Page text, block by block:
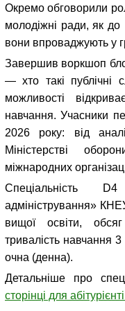
Окремо обговорили
молодіжні ради, як до
вони впроваджують у
Завершив воркшоп
— хто такі публічні
можливості
навчання. Учасники
2026 року: від
Міністерстві
міжнародних
Спеціальність
адміністрування»
вищої освіти,
тривалість навчання
очна (денна).
Детальніше про
сторінці для